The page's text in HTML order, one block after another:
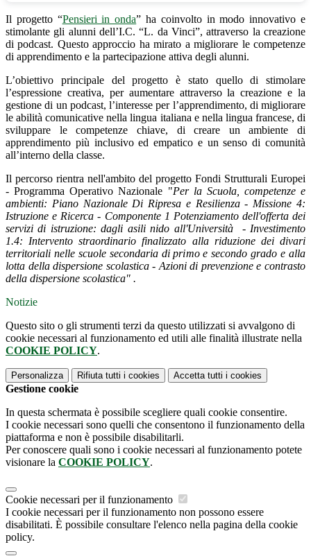
Il progetto “Pensieri in onda” ha coinvolto in modo innovativo e
stimolante gli alunni dell’I.C. “L. da Vinci”, attraverso la creazione
di podcast. Questo approccio ha mirato a migliorare le competenze
di apprendimento e la partecipazione attiva degli alunni.
L’obiettivo principale del progetto è stato quello di stimolare
l’espressione creativa, per aumentare attraverso la creazione e la
gestione di un podcast, l’interesse per l’apprendimento, di migliorare
le abilità comunicative nella lingua italiana e nella lingua francese, di
sviluppare le competenze chiave, di creare un ambiente di
apprendimento più inclusivo ed empatico e un senso di comunità
all’interno della classe.
Il percorso rientra nell'ambito del progetto Fondi Strutturali Europei
- Programma Operativo Nazionale "Per la Scuola, competenze e
ambienti: Piano Nazionale Di Ripresa e Resilienza - Missione 4:
Istruzione e Ricerca - Componente 1 Potenziamento dell'offerta dei
servizi di istruzione: dagli asili nido all'Università - Investimento
1.4: Intervento straordinario finalizzato alla riduzione dei divari
territoriali nelle scuole secondaria di primo e secondo grado e alla
lotta della dispersione scolastica - Azioni di prevenzione e contrasto
della dispersione scolastica" .
Notizie
Questo sito o gli strumenti terzi da questo utilizzati si avvalgono di
cookie necessari al funzionamento ed utili alle finalità illustrate nella
COOKIE POLICY.
Personalizza Rifiuta tutti i cookies Accetta tutti i cookies
Gestione cookie
In questa schermata è possibile scegliere quali cookie consentire.
I cookie necessari sono quelli che consentono il funzionamento della
piattaforma e non è possibile disabilitarli.
Per conoscere quali sono i cookie necessari al funzionamento potete
visionare la COOKIE POLICY.
Cookie necessari per il funzionamento
I cookie necessari per il funzionamento non possono essere
disabilitati. È possibile consultare l'elenco nella pagina della cookie
policy.